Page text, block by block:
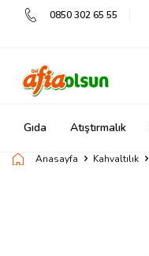
0850 302 65 55
Gıda Atıştırmalık
Anasayfa Kahvaltılık